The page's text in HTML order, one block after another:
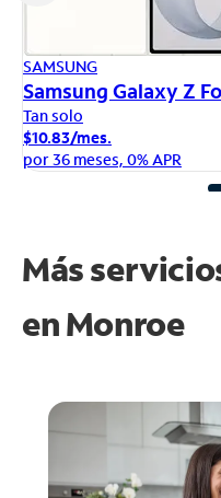
SAMSUNG
Samsung Galaxy Z
Tan solo
$10.83/mes.
por 36 meses, 0% APR
Más
enMonroe